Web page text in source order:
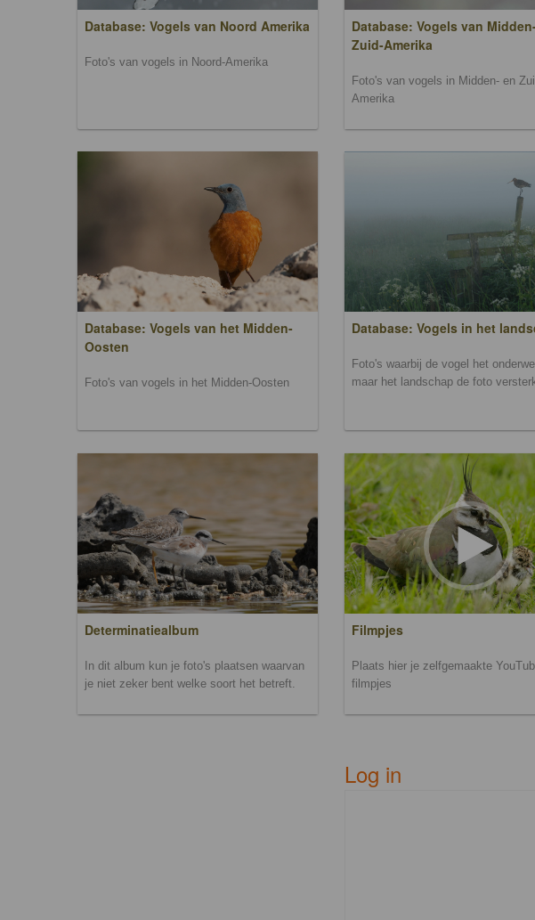
Database: Vogels van Noord Amerika
Foto's van vogels in Noord-Amerika
Database: Vogels van
Zuid-Amerika
Foto's van vogels in Midden- en
Amerika
Database: Vogels van het Midden-
Oosten
Foto's van vogels in het Midden-Oosten
Database: Vogels in het
Foto's waarbij de vogel het
maar het landschap de foto
Determinatiealbum
In dit album kun je foto's plaatsen waarvan
je niet zeker bent welke soort het betreft.
Filmpjes
Plaats hier je zelfgemaakte
filmpjes
Log in